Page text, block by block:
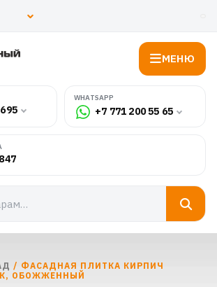
МЕНЮ
WHATSAPP
+7 771 200 55 65
/ ФАСАДНАЯ ПЛИТКА КИРПИЧ
ОБОЖЖЕННЫЙ